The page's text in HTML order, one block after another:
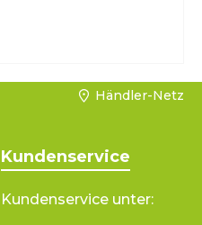
Händler-Netz
Kundenservice
Kundenservice unter: